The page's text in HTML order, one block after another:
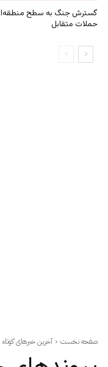
گسترش جنگ به سطح
حملات متقابل